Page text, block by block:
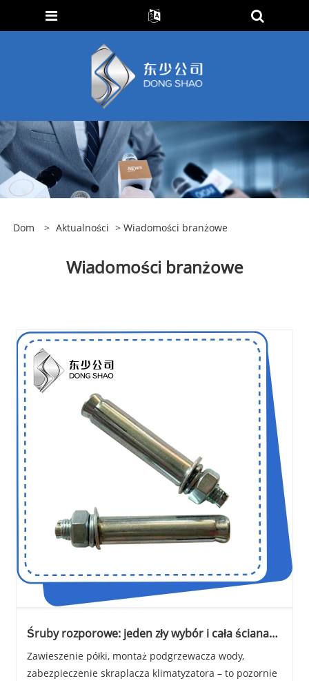
Dom > Aktualności > Wiadomości branżowe
Wiadomości branżowe
Śruby rozporowe: jeden zły wybór i cała ściana
Zawieszenie półki, montaż podgrzewacza wody,
zabezpieczenie skraplacza klimatyzatora – to pozornie